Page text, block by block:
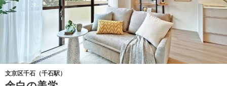
文京区千石（千石駅）